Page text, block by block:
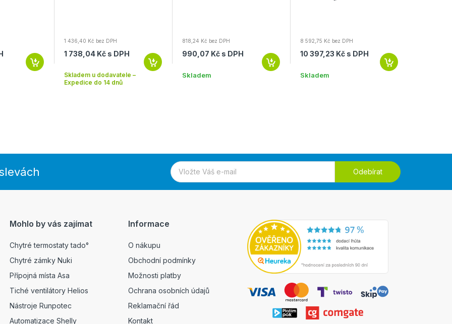
1 436,40 Kč bez DPH
1 738,04 Kč s DPH
Skladem u dodavatele –
Expedice do 14 dnů
818,24 Kč bez DPH
990,07 Kč s DPH
Skladem
8 592,75 Kč bez DPH
10 397,23 Kč s DPH
Skladem
Odebírat
Mohlo by vás zajímat
Chytré termostaty tado°
Chytré zámky Nuki
Přípojná místa Asa
Tiché ventilátory Helios
Nástroje Runpotec
Automatizace Shelly
Informace
O nákupu
Obchodní podmínky
Možnosti platby
Ochrana osobních údajů
Reklamační řád
Kontakt